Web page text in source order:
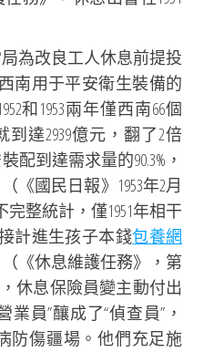
為改良工人休息前提投
南用于平安衛生裝備的
和1953兩年僅西南66個
達2939億元，翻了2倍
配到達需求量的90.3%，
《國民日報》1953年2月
整統計，僅1951年相干
計進生孩子本錢包養網
《休息維護任務》，第
休息保險員變主動付出
員”釀成了“偵查員”，
防傷疆場。他們充足施